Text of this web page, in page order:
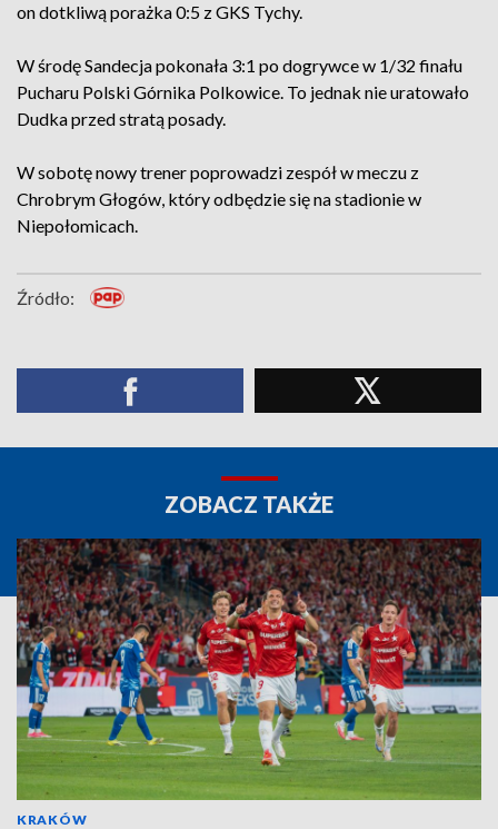
on dotkliwą porażka 0:5 z GKS Tychy.
W środę Sandecja pokonała 3:1 po dogrywce w 1/32 finału
Pucharu Polski Górnika Polkowice. To jednak nie uratowało
Dudka przed stratą posady.
W sobotę nowy trener poprowadzi zespół w meczu z
Chrobrym Głogów, który odbędzie się na stadionie w
Niepołomicach.
Źródło:
ZOBACZ TAKŻE
KRAKÓW